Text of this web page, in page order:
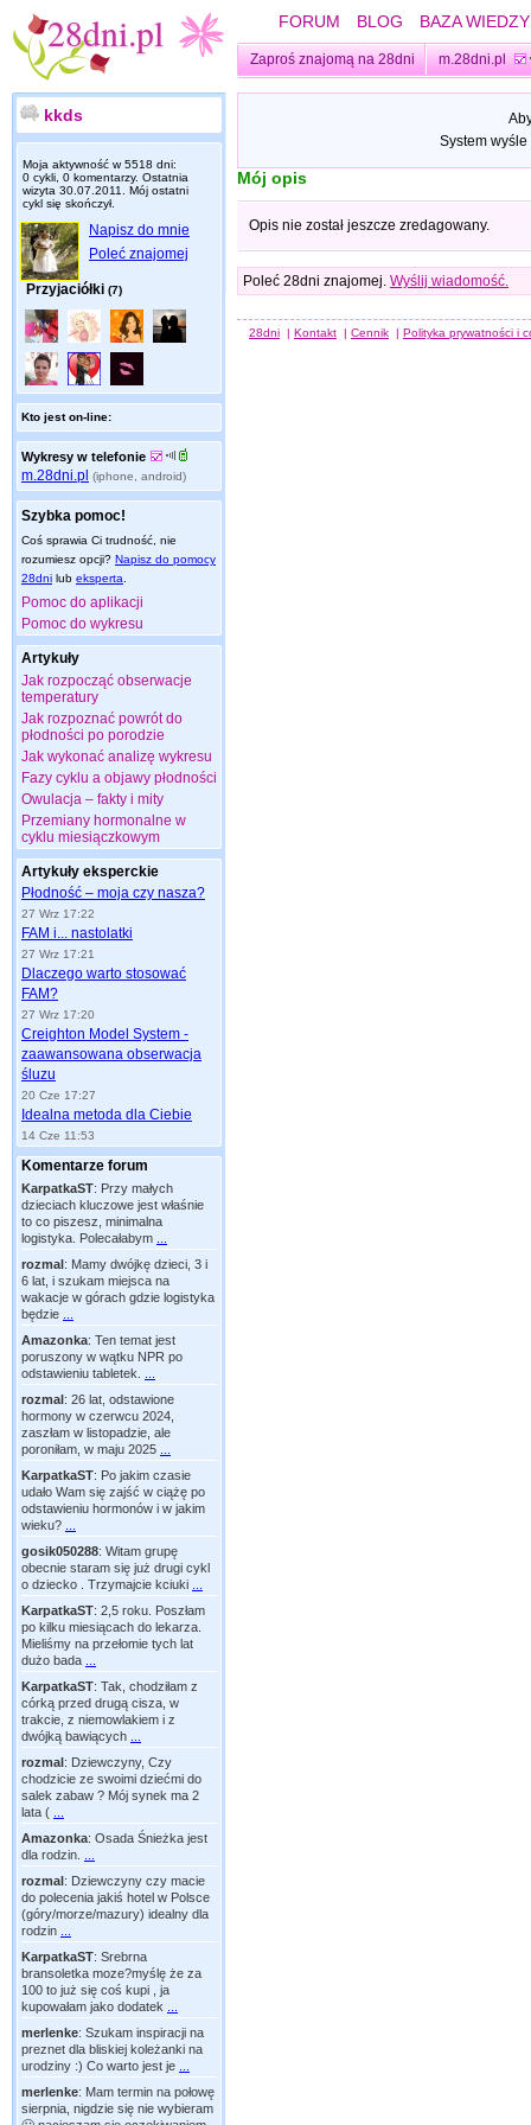
FORUM BLOG BAZA WIEDZY
Zaproś znajomą na 28dni m.28dni.pl
kkds
Moja aktywność w 5518 dni:
0 cykli, 0 komentarzy. Ostatnia
wizyta 30.07.2011
. Mój ostatni
cykl się skończył.
Napisz do mnie
Poleć znajomej
Przyjaciółki (7)
Kto jest on-line:
Wykresy w telefonie
m.28dni.pl (iphone, android)
Szybka pomoc!
Coś sprawia Ci trudność, nie
rozumiesz opcji? Napisz do pomocy
28dni lub eksperta
Pomoc do aplikacji
Pomoc do wykresu
Artykuły
Jak rozpocząć obserwacje
temperatury
Jak rozpoznać powrót do
płodności po porodzie
Jak wykonać analizę wykresu
Fazy cyklu a objawy płodności
Owulacja – fakty i mity
Przemiany hormonalne w
cyklu miesiączkowym
Artykuły eksperckie
Płodność – moja czy nasza?
27 Wrz 17:22
FAM i... nastolatki
27 Wrz 17:21
Dlaczego warto stosować
FAM?
27 Wrz 17:20
Creighton Model System -
zaawansowana obserwacja
śluzu
20 Cze 17:27
Idealna metoda dla Ciebie
14 Cze 11:53
Komentarze forum
KarpatkaST: Przy małych
dzieciach kluczowe jest właśnie
to co piszesz, minimalna
logistyka. Polecałabym
rozmal: Mamy dwójkę dzieci, 3 i
6 lat, i szukam miejsca na
wakacje w górach gdzie logistyka
będzie
Amazonka: Ten temat jest
poruszony w wątku NPR po
odstawieniu tabletek.
rozmal: 26 lat, odstawione
hormony w czerwcu 2024,
zaszłam w listopadzie, ale
poroniłam, w maju 2025
KarpatkaST: Po jakim czasie
udało Wam się zajść w ciążę po
odstawieniu hormonów i w jakim
wieku?
gosik050288: Witam grupę
obecnie staram się już drugi cykl
o dziecko . Trzymajcie kciuki
KarpatkaST: 2,5 roku. Poszłam
po kilku miesiącach do lekarza.
Mieliśmy na przełomie tych lat
dużo bada
KarpatkaST: Tak, chodziłam z
córką przed drugą cisza, w
trakcie, z niemowlakiem i z
dwójką bawiących
rozmal: Dziewczyny, Czy
chodzicie ze swoimi dziećmi do
salek zabaw ? Mój synek ma 2
lata (
Amazonka: Osada Śnieżka jest
dla rodzin.
rozmal: Dziewczyny czy macie
do polecenia jakiś hotel w Polsce
(góry/morze/mazury) idealny dla
rodzin
KarpatkaST: Srebrna
bransoletka moze?myślę że za
100 to już się coś kupi , ja
kupowałam jako dodatek
merlenke: Szukam inspiracji na
preznet dla bliskiej koleżanki na
urodziny :) Co warto jest je
merlenke: Mam termin na połowę
sierpnia, nigdzie się nie wybieram
System
Mój opis
Opis nie został jeszcze zredagowany.
Poleć 28dni znajomej. Wyślij wiadomość.
28dni | Kontakt | Cennik | Polityka prywatności i